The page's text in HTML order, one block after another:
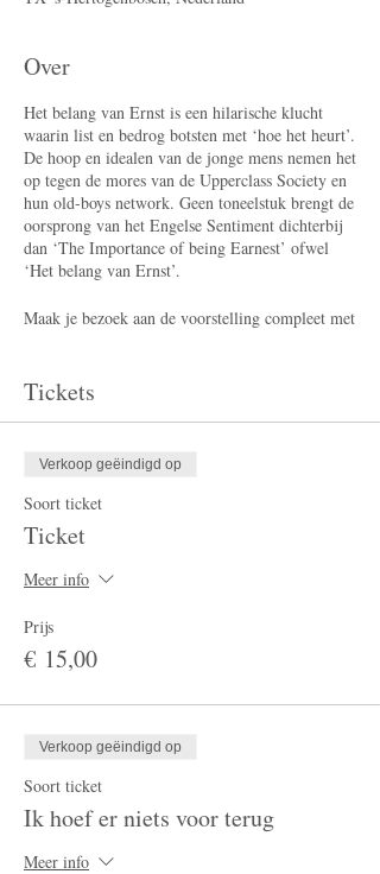
Over
Het belang van Ernst is een hilarische klucht
waarin list en bedrog botsten met ‘hoe het heurt’.
De hoop en idealen van de jonge mens nemen het
op tegen de mores van de Upperclass Society en
hun old-boys network. Geen toneelstuk brengt de
oorsprong van het Engelse Sentiment dichterbij
dan ‘The Importance of being Earnest’ ofwel
‘Het belang van Ernst’.
Maak je bezoek aan de voorstelling compleet met
Tickets
Verkoop geëindigd op
Soort ticket
Ticket
Meer info
Prijs
€ 15,00
Verkoop geëindigd op
Soort ticket
Ik hoef er niets voor terug
Meer info